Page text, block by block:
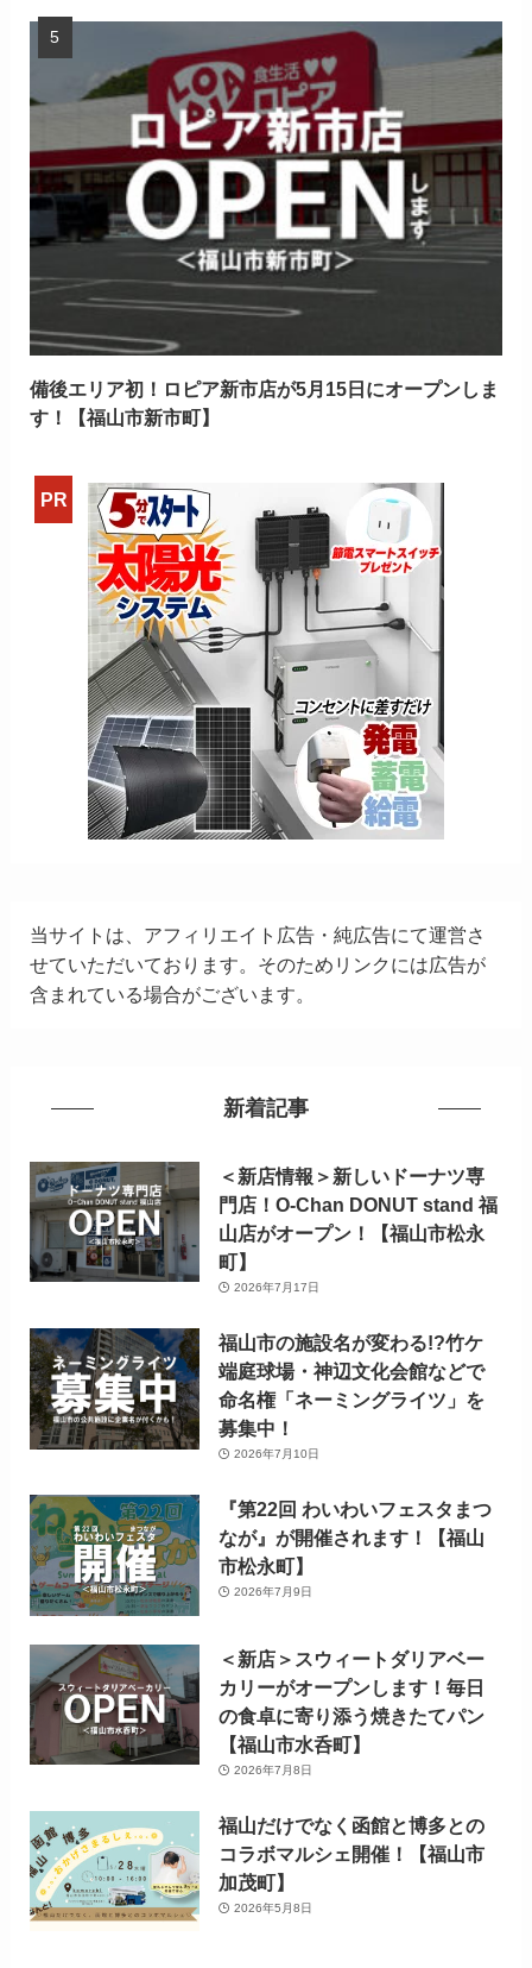
備後エリア初！ロピア新市店が5月15日にオープンしま
す！【福山市新市町】
当サイトは、アフィリエイト広告・純広告にて運営さ
せていただいております。そのためリンクには広告が
含まれている場合がございます。
新着記事
＜新店情報＞新しいドーナツ専
門店！O-Chan DONUT stand 福
山店がオープン！【福山市松永
町】
2026年7月17日
福山市の施設名が変わる!?竹ケ
端庭球場・神辺文化会館などで
命名権「ネーミングライツ」を
募集中！
2026年7月10日
『第22回 わいわいフェスタまつ
なが』が開催されます！【福山
市松永町】
2026年7月9日
＜新店＞スウィートダリアベー
カリーがオープンします！毎日
の食卓に寄り添う焼きたてパン
【福山市水呑町】
2026年7月8日
福山だけでなく函館と博多との
コラボマルシェ開催！【福山市
加茂町】
2026年5月8日